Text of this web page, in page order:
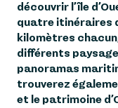
découvrir l’île
quatre itinéraires
kilomètres
différents
panoramas
trouverez
et le patrimoine